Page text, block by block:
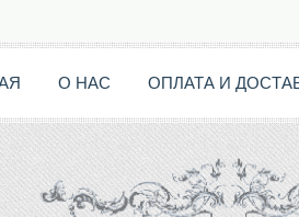
О НАС ОПЛАТА И